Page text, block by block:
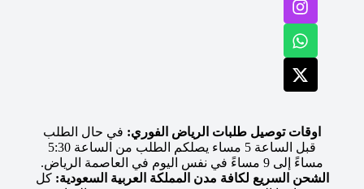
اوقات توصيل طلبات الرياض الفوري: في حال الطلب
قبل الساعة 5 مساء يصلكم الطلب من الساعة 5:30
مساءً إلى 9 مساءً في نفس اليوم في العاصمة الرياض.
الشحن السريع لكافة مدن المملكة العربية السعودية: كل